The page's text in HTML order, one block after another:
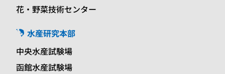
花・野菜技術センター
水産研究本部
中央水産試験場
函館水産試験場